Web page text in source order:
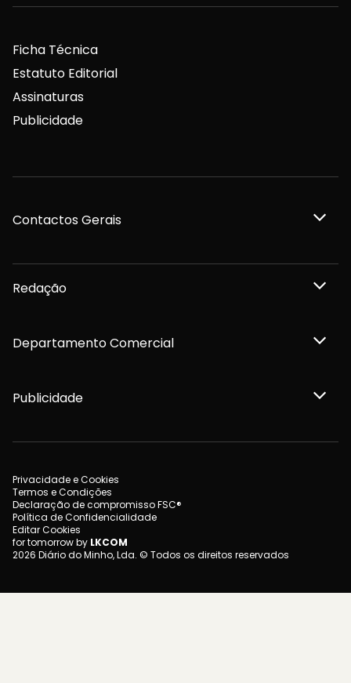
Ficha Técnica
Estatuto Editorial
Assinaturas
Publicidade
Contactos Gerais
Redação
Departamento Comercial
Publicidade
Privacidade e Cookies
Termos e Condições
Declaração de compromisso FSC®
Política de Confidencialidade
Editar Cookies
for tomorrow by LKCOM
2026 Diário do Minho, Lda. © Todos os direitos reservados